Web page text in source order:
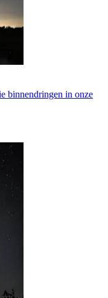
binnendringen in onze